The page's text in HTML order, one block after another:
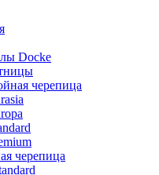
Docke
черепица
черепица